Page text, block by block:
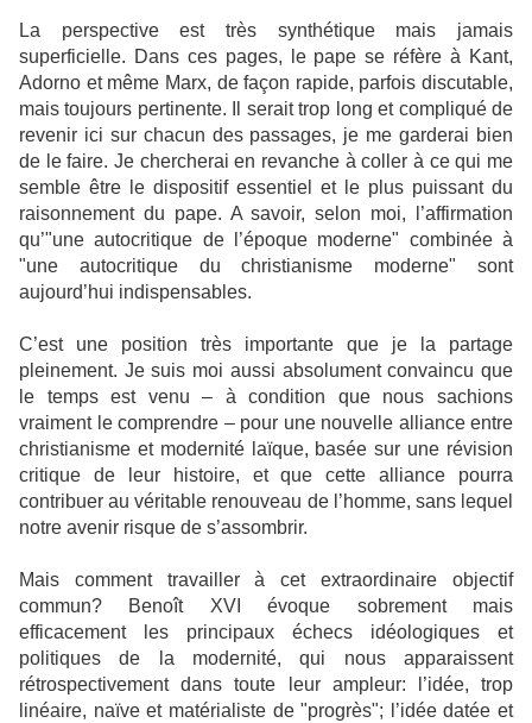
La perspective est très synthétique mais jamais
superficielle. Dans ces pages, le pape se réfère à Kant,
Adorno et même Marx, de façon rapide, parfois discutable,
mais toujours pertinente. Il serait trop long et compliqué de
revenir ici sur chacun des passages, je me garderai bien
de le faire. Je chercherai en revanche à coller à ce qui me
semble être le dispositif essentiel et le plus puissant du
raisonnement du pape. A savoir, selon moi, l’affirmation
qu’"une autocritique de l’époque moderne" combinée à
"une autocritique du christianisme moderne" sont
aujourd’hui indispensables.
C’est une position très importante que je la partage
pleinement. Je suis moi aussi absolument convaincu que
le temps est venu – à condition que nous sachions
vraiment le comprendre – pour une nouvelle alliance entre
christianisme et modernité laïque, basée sur une révision
critique de leur histoire, et que cette alliance pourra
contribuer au véritable renouveau de l’homme, sans lequel
notre avenir risque de s’assombrir.
Mais comment travailler à cet extraordinaire objectif
commun? Benoît XVI évoque sobrement mais
efficacement les principaux échecs idéologiques et
politiques de la modernité, qui nous apparaissent
rétrospectivement dans toute leur ampleur: l’idée, trop
linéaire, naïve et matérialiste de "progrès"; l’idée datée et